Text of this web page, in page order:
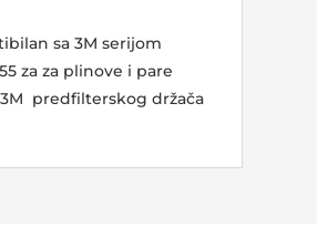
sa 3M serijom
za za plinove i pare
predfilterskog držača